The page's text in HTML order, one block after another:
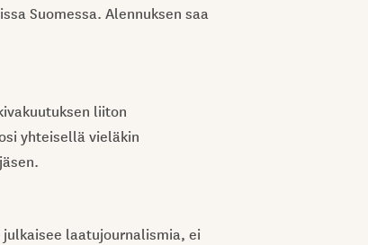
Suomessa. Alennuksen saa
liiton
yhteisellä vieläkin
julkaisee laatujournalismia, ei